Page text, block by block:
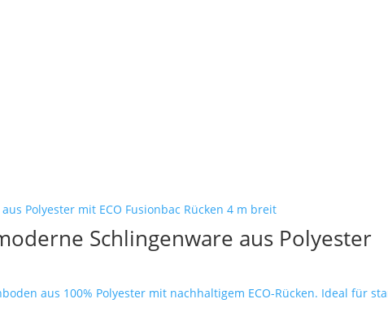
Schlingenware aus Polyester
aus 100% Polyester mit nachhaltigem ECO-Rücken. Ideal für